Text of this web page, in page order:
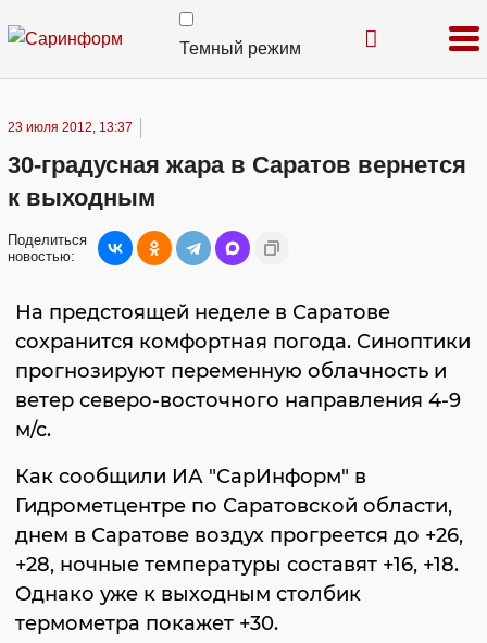
Темный режим
23 июля 2012, 13:37
30-градусная жара в Саратов вернется
к выходным
Поделиться
новостью:
На предстоящей неделе в Саратове
сохранится комфортная погода. Синоптики
прогнозируют переменную облачность и
ветер северо-восточного направления 4-9
м/с.
Как сообщили ИА "СарИнформ" в
Гидрометцентре по Саратовской области,
днем в Саратове воздух прогреется до +26,
+28, ночные температуры составят +16, +18.
Однако уже к выходным столбик
термометра покажет +30.